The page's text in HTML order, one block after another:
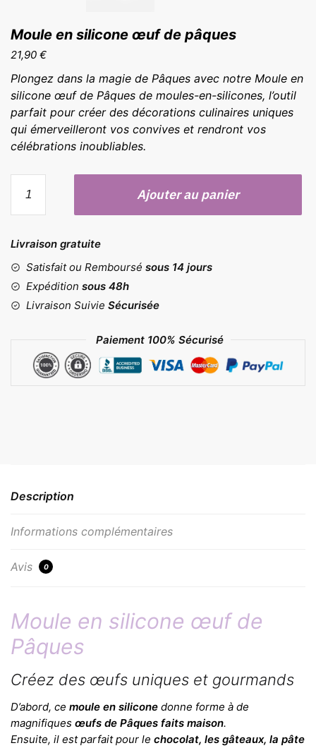
Moule en silicone œuf de pâques
21,90 €
Plongez dans la magie de Pâques avec notre Moule en
silicone œuf de Pâques de moules-en-silicones, l’outil
parfait pour créer des décorations culinaires uniques
qui émerveilleront vos convives et rendront vos
célébrations inoubliables.
Moule
silicone
œuf
de
pâques
Ajouter au panier
Livraison gratuite
Satisfait ou Remboursé sous 14 jours
Expédition sous 48h
Livraison Suivie Sécurisée
Paiement 100% Sécurisé
Description
Informations complémentaires
Avis 0
Moule en silicone œuf de
Pâques
Créez des œufs uniques et gourmands
D’abord, ce moule en silicone donne forme à de
magnifiques œufs de Pâques faits maison.
Ensuite, il est parfait pour le chocolat, les gâteaux, la pâte